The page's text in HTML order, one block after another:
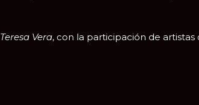
Vera, con la participación de artistas